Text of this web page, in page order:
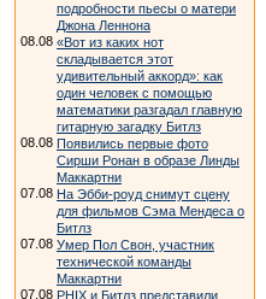
подробности пьесы о матери
Джона Леннона
08.08 «Вот из каких нот
складывается этот
удивительный аккорд»: как
один человек с помощью
математики разгадал главную
гитарную загадку Битлз
08.08 Появились первые фото
Сирши Ронан в образе Линды
Маккартни
07.08 На Эбби-роуд снимут сцену
для фильмов Сэма Мендеса о
Битлз
07.08 Умер Пол Свон, участник
технической команды
Маккартни
07.08 PHIX и Битлз представили